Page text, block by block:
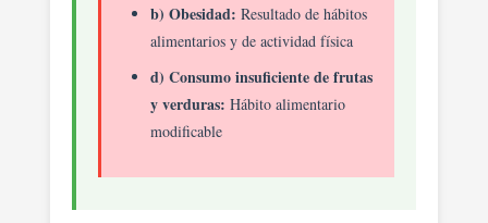
b) Obesidad: Resultado de hábitos
alimentarios y de actividad física
d) Consumo insuficiente de frutas
y verduras: Hábito alimentario
modificable